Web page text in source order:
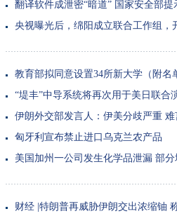
翻译软件成泄密“暗道” 国家安全部提
央视曝光后，绵阳成立联合工作组，
教育部拟同意设置34所新大学（附名
“堤丰”中导系统将再次用于美日联合
伊朗外交部发言人：伊美分歧严重
匈牙利宣布禁止进口乌克兰农产品
美国加州一公司发生化学品泄漏 部
财经 | 特朗普再威胁伊朗交出浓缩铀